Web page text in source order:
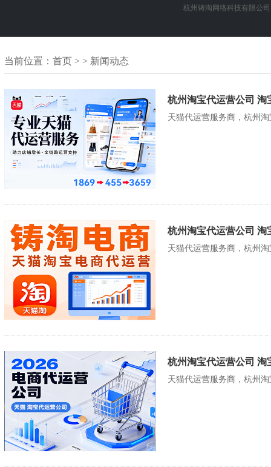
杭州铸淘网络科技有限公司
当前位置： 首页 > > 新闻动态
杭州淘宝代运营公司 淘
天猫代运营服务商，杭州
杭州淘宝代运营公司 淘
天猫代运营服务商，杭州
杭州淘宝代运营公司 淘
天猫代运营服务商，杭州